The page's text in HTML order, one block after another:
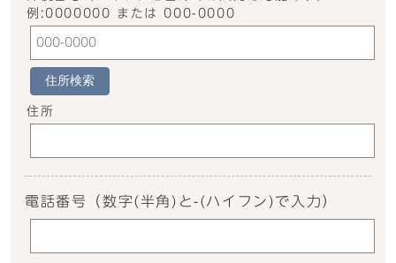
例:0000000 または 000-0000
住所検索
住所
電話番号 （数字(半角)と-(ハイフン)で入力）